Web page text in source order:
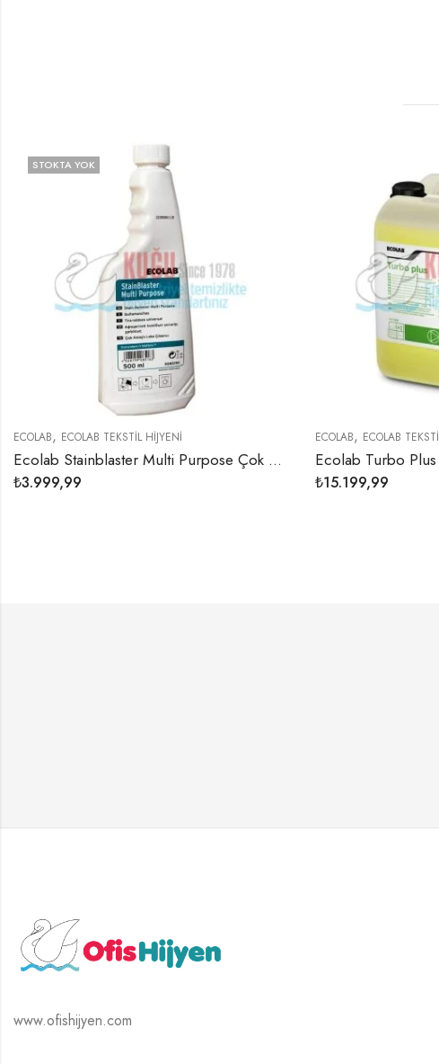
YOK
,ECOLAB TEKSTİL HİJYENİ
Ecolab Stainblaster Multi Purpose Çok Amaçlı Sıvı Leke Çözücü 500 ml (1 KOLİ 4 ADET)
,ECOLAB TEKSTİL HİJYENİ
15.199,99
www.ofishijyen.com